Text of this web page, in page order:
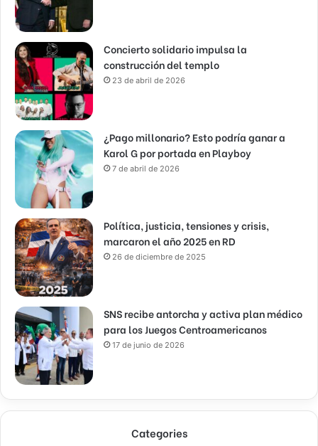
Concierto solidario impulsa la
construcción del templo
23 de abril de 2026
¿Pago millonario? Esto podría ganar a
Karol G por portada en Playboy
7 de abril de 2026
Política, justicia, tensiones y crisis,
marcaron el año 2025 en RD
26 de diciembre de 2025
SNS recibe antorcha y activa plan médico
para los Juegos Centroamericanos
17 de junio de 2026
Categories